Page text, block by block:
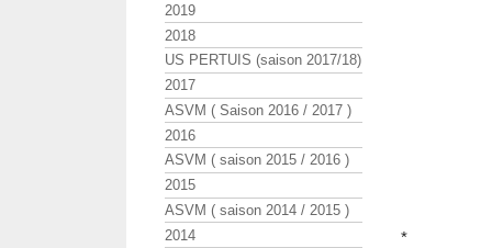
*
2019
2018
US PERTUIS (saison 2017/18)
2017
ASVM ( Saison 2016 / 2017 )
2016
ASVM ( saison 2015 / 2016 )
2015
ASVM ( saison 2014 / 2015 )
2014